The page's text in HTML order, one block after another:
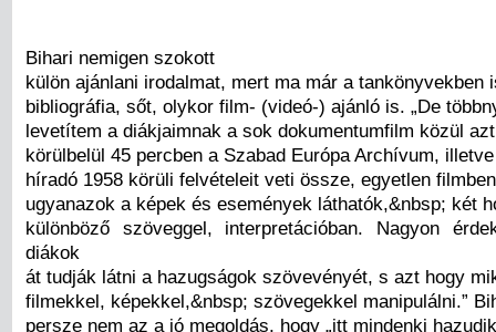
Bihari nemigen szokott
külön ajánlani irodalmat, mert ma már a tankönyvekben
bibliográfia, sőt, olykor film- (videó-) ajánló is. „De
levetítem a diákjaimnak a sok dokumentumfilm közül
körülbelül 45 percben a Szabad Európa Archívum,
híradó 1958 körüli felvételeit veti össze, egyetlen
ugyanazok a képek és események láthatók,&nbsp; két
különböző szöveggel, interpretációban. Nagyon
diákok
át tudják látni a hazugságok szövevényét, s azt hogy
filmekkel, képekkel,&nbsp; szövegekkel manipulálni.”
persze nem az a jó megoldás, hogy „itt mindenki